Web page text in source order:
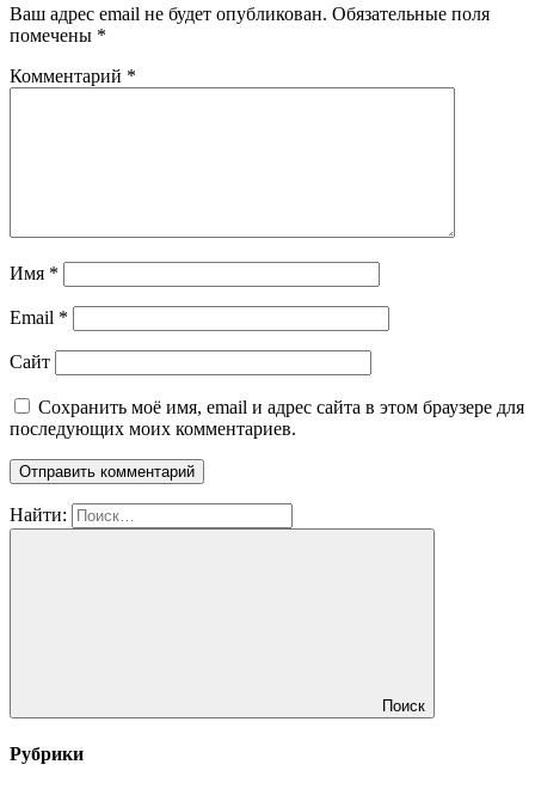
Ваш адрес email не будет опубликован. Обязательные поля
помечены *
Комментарий *
Имя *
Email *
Сайт
Сохранить моё имя, email и адрес сайта в этом браузере для
последующих моих комментариев.
Найти:
Поиск
Рубрики